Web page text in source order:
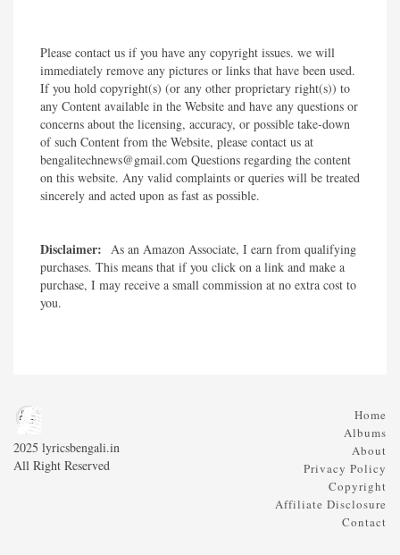
Please contact us if you have any copyright issues. we will
immediately remove any pictures or links that have been used.
If you hold copyright(s) (or any other proprietary right(s)) to
any Content available in the Website and have any questions or
concerns about the licensing, accuracy, or possible take-down
of such Content from the Website, please contact us at
bengalitechnews@gmail.com Questions regarding the content
on this website. Any valid complaints or queries will be treated
sincerely and acted upon as fast as possible.​
Disclaimer: As an Amazon Associate, I earn from qualifying
purchases. This means that if you click on a link and make a
purchase, I may receive a small commission at no extra cost to
you.
2025 lyricsbengali.in
All Right Reserved
Home
Albums
About
Privacy Policy
Copyright
Affiliate Disclosure
Contact